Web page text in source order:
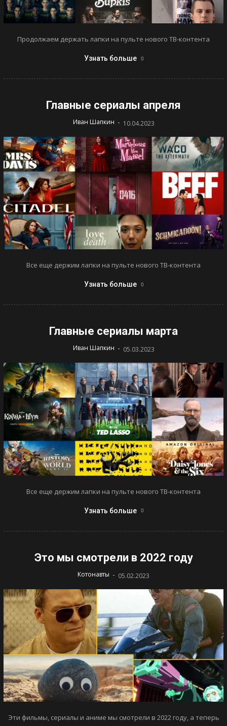
Продолжаем держать лапки на пульте нового ТВ-контента
Узнать больше
Главные сериалы апреля
Иван Шапкин - 10.04.2023
Все еще держим лапки на пульте нового ТВ-контента
Узнать больше
Главные сериалы марта
Иван Шапкин - 05.03.2023
Все еще держим лапки на пульте нового ТВ-контента
Узнать больше
Это мы смотрели в 2022 году
Котонавты - 05.02.2023
Эти фильмы, сериалы и аниме мы смотрели в 2022 году, а теперь